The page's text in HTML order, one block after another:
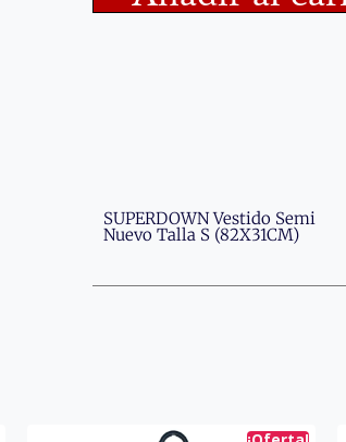
SUPERDOWN Vestido Semi
Nuevo Talla S (82X31CM)